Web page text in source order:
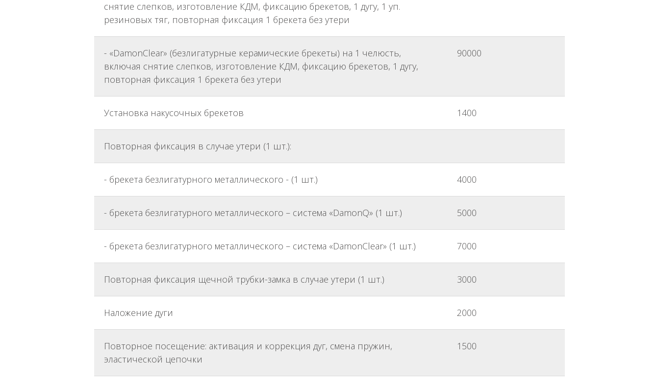
снятие слепков, изготовление КДМ, фиксацию брекетов, 1 дугу, 1 уп.
резиновых тяг, повторная фиксация 1 брекета без утери
- «DamonClear» (безлигатурные керамические брекеты) на 1 челюсть,
включая снятие слепков, изготовление КДМ, фиксацию брекетов, 1 дугу,
повторная фиксация 1 брекета без утери
90000
Установка накусочных брекетов 1400
Повторная фиксация в случае утери (1 шт.):
- брекета безлигатурного металлического - (1 шт.) 4000
- брекета безлигатурного металлического – система «DamonQ» (1 шт.) 5000
- брекета безлигатурного металлического – система «DamonClear» (1 шт.) 7000
Повторная фиксация щечной трубки-замка в случае утери (1 шт.) 3000
Наложение дуги 2000
Повторное посещение: активация и коррекция дуг, смена пружин,
эластической цепочки
1500